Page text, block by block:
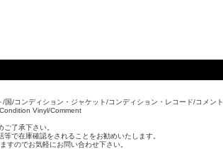
/コンディション・ジャケット/コンディション・レコード/コメント
Vinyl/Comment
了承下さい。
で在庫確認をされることをお勧めいたします。
すのでお気軽にお問い合わせ下さい。